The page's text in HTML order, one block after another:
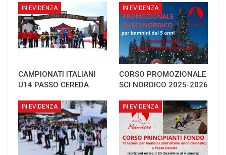
IN EVIDENZA
CAMPIONATI ITALIANI
U14 PASSO CEREDA
IN EVIDENZA
CORSO PROMOZIONALE
SCI NORDICO 2025-2026
IN EVIDENZA IN EVIDENZA